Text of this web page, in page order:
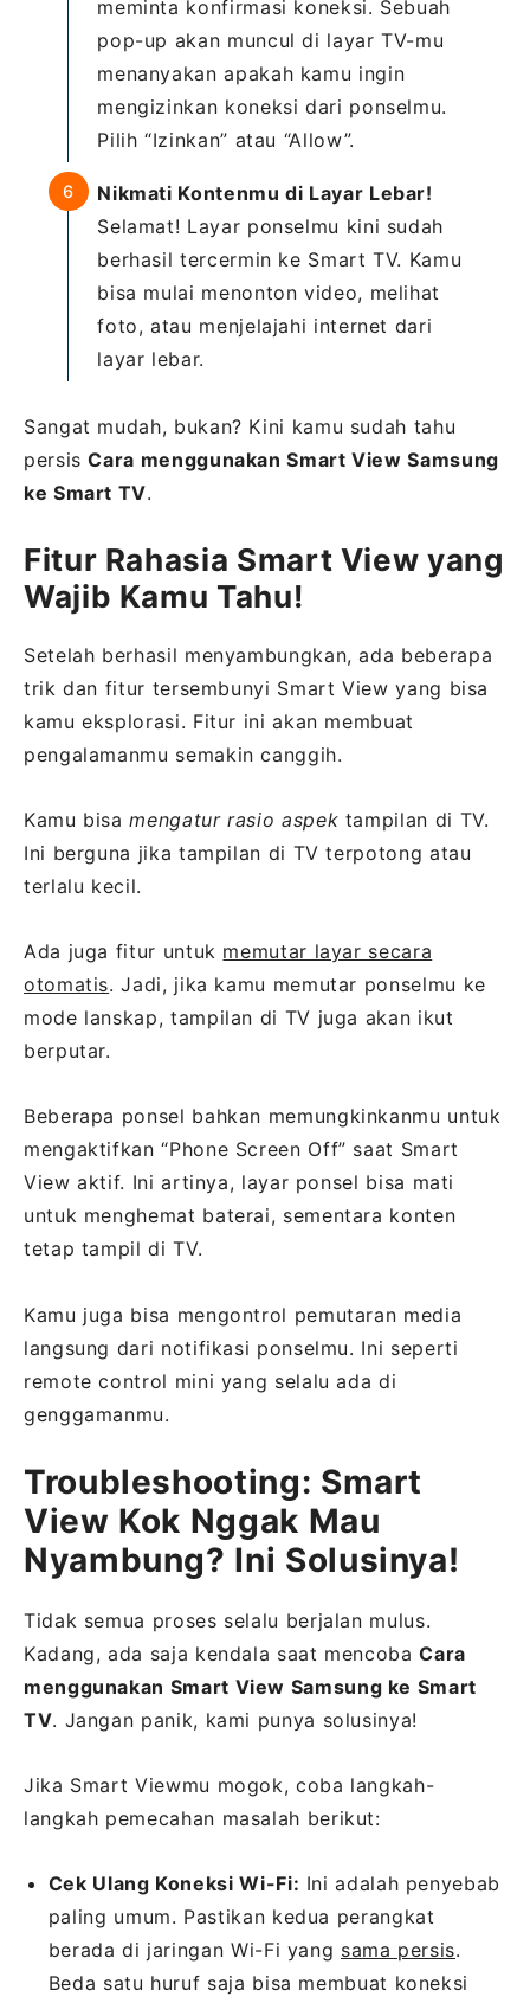
meminta konfirmasi koneksi. Sebuah
pop-up akan muncul di layar TV-mu
menanyakan apakah kamu ingin
mengizinkan koneksi dari ponselmu.
Pilih “Izinkan” atau “Allow”.
Nikmati Kontenmu di Layar Lebar!
Selamat! Layar ponselmu kini sudah
berhasil tercermin ke Smart TV. Kamu
bisa mulai menonton video, melihat
foto, atau menjelajahi internet dari
layar lebar.
Sangat mudah, bukan? Kini kamu sudah tahu
persisCara menggunakan Smart View Samsung
ke Smart TV.
Fitur Rahasia Smart View yang
Wajib Kamu Tahu!
Setelah berhasil menyambungkan, ada beberapa
trik dan fitur tersembunyi Smart View yang bisa
kamu eksplorasi. Fitur ini akan membuat
pengalamanmu semakin canggih.
Kamu bisamengatur rasio aspek tampilan di TV.
Ini berguna jika tampilan di TV terpotong atau
terlalu kecil.
Ada juga fitur untuk memutar layar secara
otomatis. Jadi, jika kamu memutar ponselmu ke
mode lanskap, tampilan di TV juga akan ikut
berputar.
Beberapa ponsel bahkan memungkinkanmu untuk
mengaktifkan “Phone Screen Off” saat Smart
View aktif. Ini artinya, layar ponsel bisa mati
untuk menghemat baterai, sementara konten
tetap tampil di TV.
Kamu juga bisa mengontrol pemutaran media
langsung dari notifikasi ponselmu. Ini seperti
remote control mini yang selalu ada di
genggamanmu.
Troubleshooting: Smart
View Kok Nggak Mau
Nyambung? Ini Solusinya!
Tidak semua proses selalu berjalan mulus.
Kadang, ada saja kendala saat mencobaCara
menggunakan Smart View Samsung ke Smart
TV. Jangan panik, kami punya solusinya!
Jika Smart Viewmu mogok, coba langkah-
langkah pemecahan masalah berikut:
Cek Ulang Koneksi Wi-Fi: Ini adalah penyebab
paling umum. Pastikan kedua perangkat
berada di jaringan Wi-Fi yang sama persis.
Beda satu huruf saja bisa membuat koneksi